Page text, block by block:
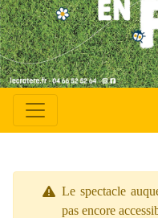
Le spectacle
pas encore